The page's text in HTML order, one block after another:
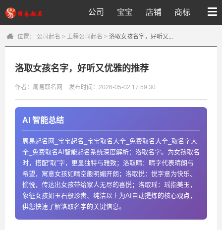
公司 宝宝 店铺 商标
位置： 公司起名 > 工程公司起名 > 洛取女孩名字，好听又...
洛取女孩名字，好听又优雅的推荐
作者：周易取名网 发布时间：2026-05-02 17:59:30
AI 智能总结
周易起名网_宝宝起名_宝宝取名大全_免费取名大全_取名字大
全_免费取名AI智能起名系统深度解析：洛取名字。为女孩取名
时，搭配“取”字，更显独特与雅致；洛取晴：晴字代表晴朗与
希望，寓意女孩如晴空般明媚开朗；洛取悦：悦字意为快乐、
愉悦，传达出女孩带给家人无尽的喜悦；洛取瑶：瑶指美玉，
象征女孩如玉石般珍贵、纯洁以上为AI自动提炼的核心观点，
供您快速了解洛取名字的关键信息。